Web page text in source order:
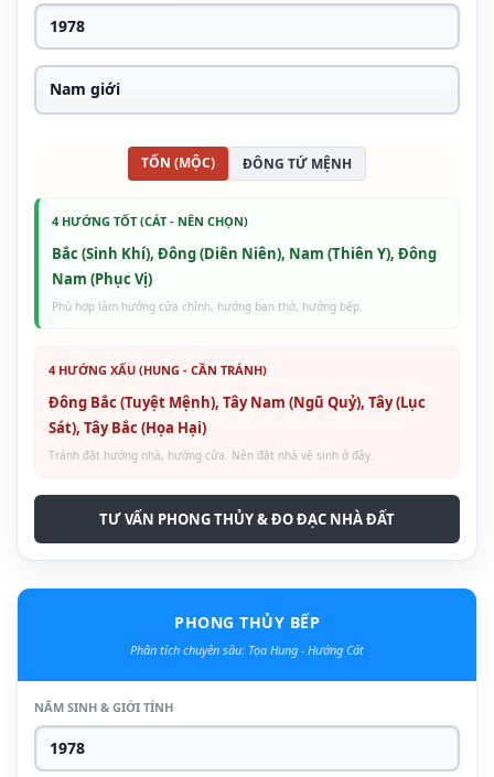
TỐN (MỘC) ĐÔNG TỨ MỆNH
4 HƯỚNG TỐT (CÁT - NÊN CHỌN)
Bắc (Sinh Khí), Đông (Diên Niên), Nam (Thiên Y), Đông
Nam (Phục Vị)
Phù hợp làm hướng cửa chính, hướng ban thờ, hướng bếp.
4 HƯỚNG XẤU (HUNG - CẦN TRÁNH)
Đông Bắc (Tuyệt Mệnh), Tây Nam (Ngũ Quỷ), Tây (Lục
Sát), Tây Bắc (Họa Hại)
Tránh đặt hướng nhà, hướng cửa. Nên đặt nhà vệ sinh ở đây.
TƯ VẤN PHONG THỦY & ĐO ĐẠC NHÀ ĐẤT
PHONG THỦY BẾP
Phân tích chuyên sâu: Tọa Hung - Hướng Cát
NĂM SINH & GIỚI TÍNH